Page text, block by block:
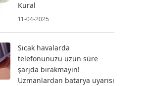
Kural
11-04-2025
Sıcak havalarda
telefonunuzu uzun süre
şarjda bırakmayın!
Uzmanlardan batarya uyarısı